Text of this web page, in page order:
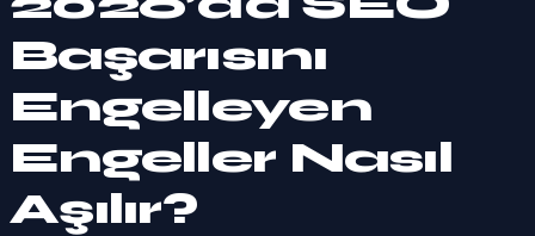
Başarısını
Engelleyen
Engeller Nasıl
Aşılır?